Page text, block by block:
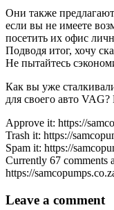
Они также
если вы не имеете
посетить их офис
Подводя итог, хочу
Не пытайтесь
Как вы уже
для своего авто
Approve it: https://
Trash it: https://
Spam it: https://
Currently 67 comments
https://
Leave a comment